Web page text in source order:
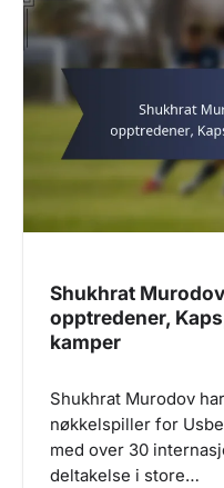
Shukhrat
opptredener,
kamper
Shukhrat Murodov
nøkkelspiller for
med over 30
deltakelse i store…